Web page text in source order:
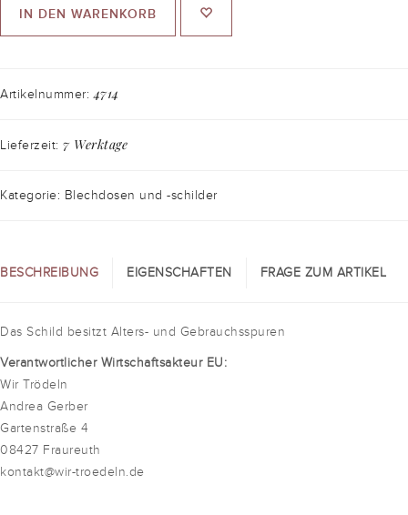
IN DEN WARENKORB
Artikelnummer:4714
Lieferzeit: 7 Werktage
Kategorie: Blechdosen und -schilder
BESCHREIBUNG EIGENSCHAFTEN FRAGE ZUM ARTIKEL
Das Schild besitzt Alters- und Gebrauchsspuren
Verantwortlicher Wirtschaftsakteur EU:
Wir Trödeln
Andrea Gerber
Gartenstraße 4
08427 Fraureuth
kontakt@wir-troedeln.de